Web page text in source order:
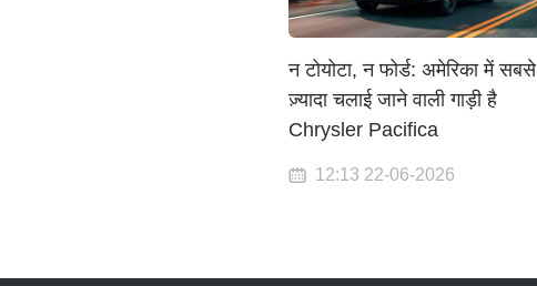
न टोयोटा, न फोर्ड: अमेरिका में सबसे
ज़्यादा चलाई जाने वाली गाड़ी है
Chrysler Pacifica
12:13 22-06-2026